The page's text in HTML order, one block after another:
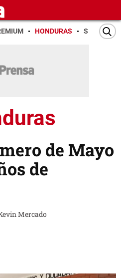
HONDURAS SAN PEDRO
de Mayo
de
Mercado